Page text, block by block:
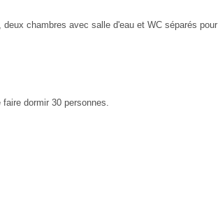
chambres avec salle d'eau et WC séparés pour
dormir 30 personnes.